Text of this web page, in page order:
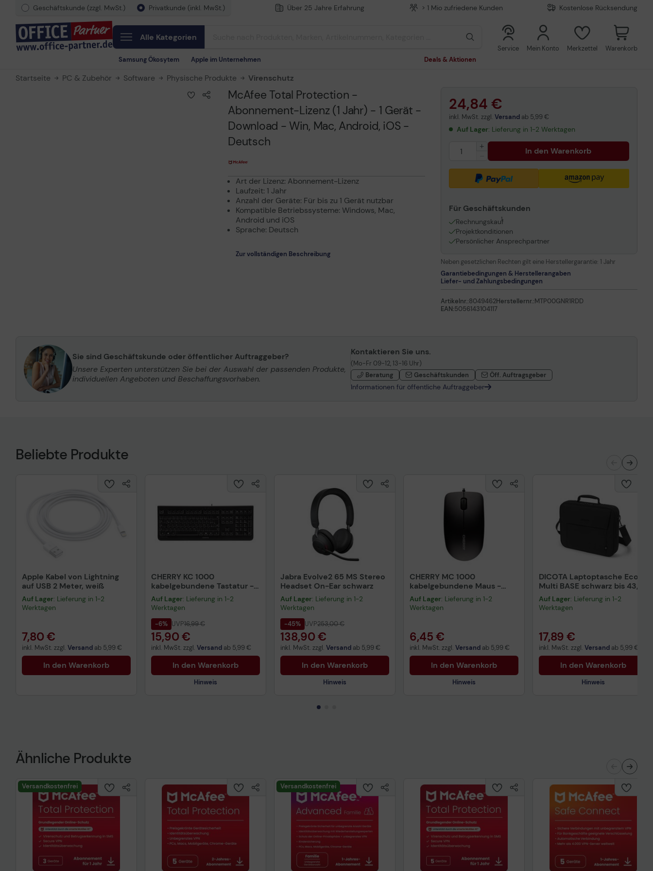
Geschäftskunde (zzgl. MwSt.) Privatkunde (inkl. MwSt.) Über 25 Jahre Erfahrung > 1 Mio zufriedene Kunden Kostenlose Rücksendung
Alle Kategorien
Samsung Ökosytem Apple im Unternehmen Deals & Aktionen
Service Mein Konto Merkzettel Warenkorb
Startseite PC & Zubehör Software Physische Produkte Virenschutz
McAfee Total Protection -
Abonnement-Lizenz (1 Jahr) - 1 Gerät -
Download - Win, Mac, Android, iOS -
Deutsch
Art der Lizenz: Abonnement-Lizenz
Laufzeit: 1 Jahr
Anzahl der Geräte: Für bis zu 1 Gerät nutzbar
Kompatible Betriebssysteme: Windows, Mac,
Android und iOS
Sprache: Deutsch
Zur vollständigen Beschreibung
24,84 €
inkl. MwSt. zzgl. Versandab 5,99 €
Auf Lager: Lieferung in 1-2 Werktagen
In den Warenkorb
Für Geschäftskunden
Rechnungskauf
1
Projektkonditionen
Persönlicher Ansprechpartner
Neben gesetzlichen Rechten gilt eine Herstellergarantie: 1 Jahr
Garantiebedingungen & Herstellerangaben
Liefer- und Zahlungsbedingungen
Artikelnr.:8049462Herstellernr.:MTP00GNR1RDD
EAN:5056143104117
Sie sind Geschäftskunde oder öffentlicher Auftraggeber?
Unsere Experten unterstützen Sie bei der Auswahl der passenden Produkte,
individuellen Angeboten und Beschaffungsvorhaben.
Kontaktieren Sie uns.
(Mo-Fr 09-12, 13-16 Uhr)
Beratung
Geschäftskunden Öff. Auftragsgeber
Informationen für öffentliche Auftraggeber
Beliebte Produkte
Apple Kabel von Lightning
auf USB 2 Meter, weiß
Auf Lager: Lieferung in 1-2
Werktagen
7,80 €
inkl. MwSt. zzgl. Versand ab 5,99 €
In den Warenkorb
CHERRY KC 1000
kabelgebundene Tastatur -
QWERTZ DE - schwarz
Auf Lager: Lieferung in 1-2
Werktagen
-6% UVP16,99 €
15,90 €
inkl. MwSt. zzgl. Versand ab 5,99 €
In den Warenkorb
Hinweis
Jabra Evolve2 65 MS Stereo
Headset On-Ear schwarz
Auf Lager: Lieferung in 1-2
Werktagen
-45% UVP253,00 €
138,90 €
inkl. MwSt. zzgl. Versand ab 5,99 €
In den Warenkorb
Hinweis
CHERRY MC 1000
kabelgebundene Maus -
schwarz
Auf Lager: Lieferung in 1-2
Werktagen
6,45 €
inkl. MwSt. zzgl. Versand ab 5,99 €
In den Warenkorb
Hinweis
DICOTA Laptoptasche Eco
Multi BASE schwarz bis 43,9
cm (17,3 Zoll)
Auf Lager: Lieferung in 1-2
Werktagen
17,89 €
inkl. MwSt. zzgl. Versand ab 5,99 €
In den Warenkorb
Hinweis
Ähnliche Produkte
Versandkostenfrei Versandkostenfrei